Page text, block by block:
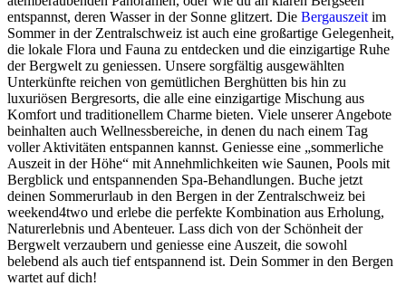
entspannst, deren Wasser in der Sonne glitzert. Die Bergauszeit im
Sommer in der Zentralschweiz ist auch eine großartige Gelegenheit,
die lokale Flora und Fauna zu entdecken und die einzigartige Ruhe
der Bergwelt zu geniessen. Unsere sorgfältig ausgewählten
Unterkünfte reichen von gemütlichen Berghütten bis hin zu
luxuriösen Bergresorts, die alle eine einzigartige Mischung aus
Komfort und traditionellem Charme bieten. Viele unserer Angebote
beinhalten auch Wellnessbereiche, in denen du nach einem Tag
voller Aktivitäten entspannen kannst. Geniesse eine „sommerliche
Auszeit in der Höhe“ mit Annehmlichkeiten wie Saunen, Pools mit
Bergblick und entspannenden Spa-Behandlungen. Buche jetzt
deinen Sommerurlaub in den Bergen in der Zentralschweiz bei
weekend4two und erlebe die perfekte Kombination aus Erholung,
Naturerlebnis und Abenteuer. Lass dich von der Schönheit der
Bergwelt verzaubern und geniesse eine Auszeit, die sowohl
belebend als auch tief entspannend ist. Dein Sommer in den Bergen
wartet auf dich!